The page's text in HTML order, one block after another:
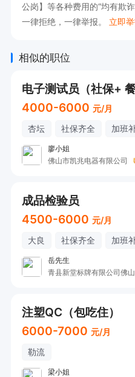
公岗】等各种费用的“均有欺
一律拒绝，一律举报。 立即
相似的职位
4000-6000 元/月
杏坛 社保齐全 加班
廖小姐
佛山市凯兆电器有限公司
成品检验员
4500-6000 元/月
大良 社保齐全 加班
岳先生
青县新堂标牌有限公司佛
注塑QC（包吃住）
6000-7000 元/月
勒流
梁小姐